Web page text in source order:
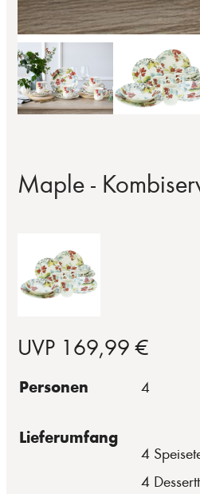
Maple -
UVP 169,99 €
Personen 4
Lieferumfang
4
4